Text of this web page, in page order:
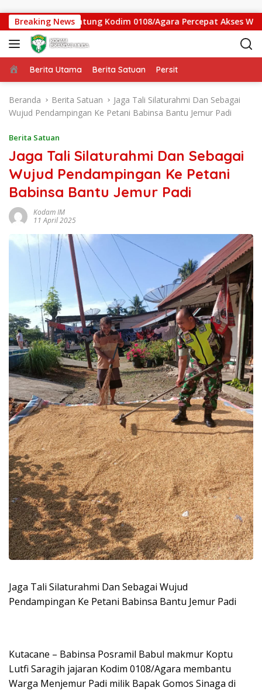
Breaking News
Gantung Kodim 0108/Agara Percepat Akses Warga
Beranda
Berita Utama Berita Satuan Persit
Beranda Berita Satuan
Jaga Tali Silaturahmi Dan Sebagai
Wujud Pendampingan Ke Petani Babinsa Bantu Jemur Padi
Berita Satuan
Jaga Tali Silaturahmi Dan Sebagai
Wujud Pendampingan Ke Petani
Babinsa Bantu Jemur Padi
Kodam IM
11 April 2025
Jaga Tali Silaturahmi Dan Sebagai Wujud
Pendampingan Ke Petani Babinsa Bantu Jemur Padi
Kutacane – Babinsa Posramil Babul makmur Koptu
Lutfi Saragih jajaran Kodim 0108/Agara membantu
Warga Menjemur Padi milik Bapak Gomos Sinaga di